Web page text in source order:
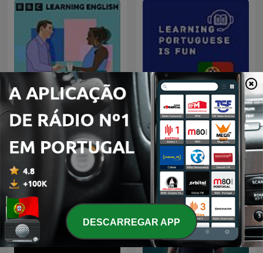
Learning English
Conversations
Learning Portuguese is
Fun
DESCARREGAR APP